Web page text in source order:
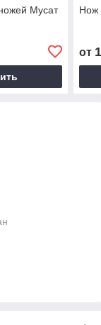
Мусат Нож
от